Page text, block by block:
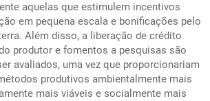
aquelas que estimulem incentivos
em pequena escala e bonificações pelo
Além disso, a liberação de crédito
produtor e fomentos a pesquisas são
avaliados, uma vez que proporcionariam
produtivos ambientalmente mais
mais viáveis e socialmente mais